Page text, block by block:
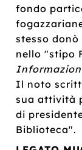
fondo
stesso
nello "stipo
Il noto
sua attività
di
Biblioteca".